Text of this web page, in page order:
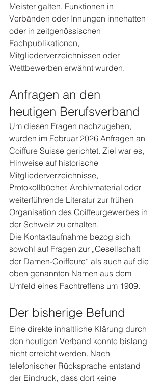
Meister galten, Funktionen in
Verbänden oder Innungen innehatten
oder in zeitgenössischen
Fachpublikationen,
Mitgliederverzeichnissen oder
Wettbewerben erwähnt wurden.
Anfragen an den
heutigen Berufsverband
Um diesen Fragen nachzugehen,
wurden im Februar 2026 Anfragen an
Coiffure Suisse gerichtet. Ziel war es,
Hinweise auf historische
Mitgliederverzeichnisse,
Protokollbücher, Archivmaterial oder
weiterführende Literatur zur frühen
Organisation des Coiffeurgewerbes in
der Schweiz zu erhalten.
Die Kontaktaufnahme bezog sich
sowohl auf Fragen zur „Gesellschaft
der Damen-Coiffeure“ als auch auf die
oben genannten Namen aus dem
Umfeld eines Fachtreffens um 1909.
Der bisherige Befund
Eine direkte inhaltliche Klärung durch
den heutigen Verband konnte bislang
nicht erreicht werden. Nach
telefonischer Rücksprache entstand
der Eindruck, dass dort keine